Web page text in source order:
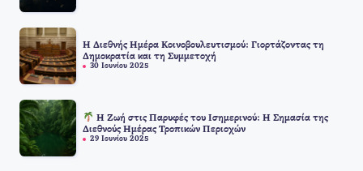
Η Διεθνής Ημέρα Κοινοβουλευτισμού: Γιορτάζοντας τη
Δημοκρατία και τη Συμμετοχή
30 Ιουνίου 2025
Η Ζωή στις Παρυφές του Ισημερινού: Η Σημασία της
Διεθνούς Ημέρας Τροπικών Περιοχών
29 Ιουνίου 2025